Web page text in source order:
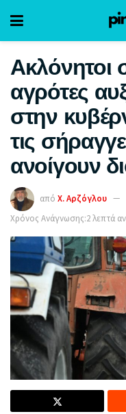
Ακλόνητοι
αγρότες
στην
τις
ανοίγουν
από Χ. Αρζόγλου
Χρόνος Ανάγνωσης:2 λεπτά